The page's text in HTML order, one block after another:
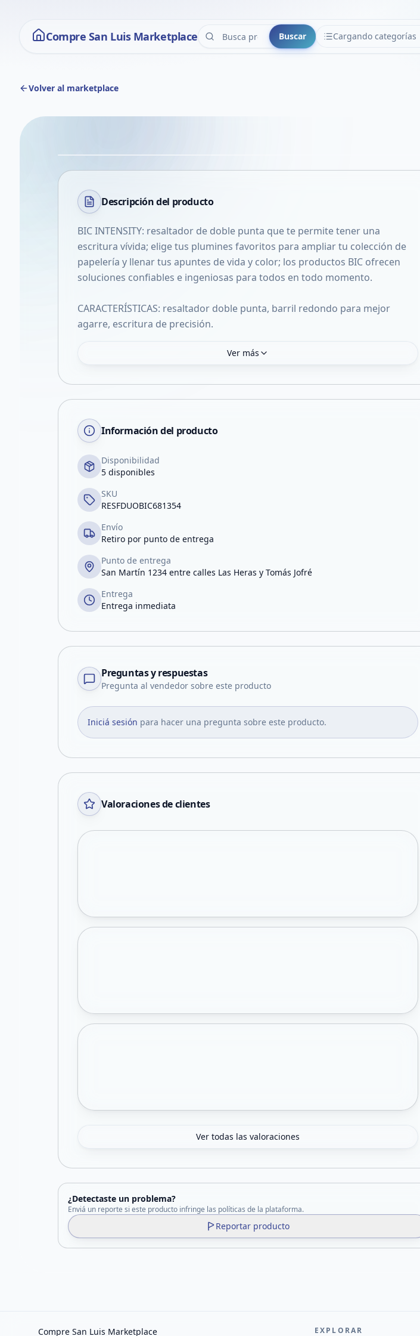
Compre San Luis Marketplace Buscar Cargando categorías
CATEGORÍAS
Volver al marketplace
VER EN PANTALLA COMPLETA
Descripción del producto
BIC INTENSITY: resaltador de doble punta que te permite tener una
escritura vívida; elige tus plumines favoritos para ampliar tu colección de
papelería y llenar tus apuntes de vida y color; los productos BIC ofrecen
soluciones confiables e ingeniosas para todos en todo momento.
CARACTERÍSTICAS: resaltador doble punta, barril redondo para mejor
agarre, escritura de precisión.
Ver más
Información del producto
Disponibilidad
5 disponibles
SKU
RESFDUOBIC681354
Envío
Retiro por punto de entrega
Punto de entrega
San Martín 1234 entre calles Las Heras y Tomás Jofré
Entrega
Entrega inmediata
Preguntas y respuestas
Pregunta al vendedor sobre este producto
Iniciá sesión para hacer una pregunta sobre este producto.
Valoraciones de clientes
Ver todas las valoraciones
¿Detectaste un problema?
Enviá un reporte si este producto infringe las políticas de la plataforma.
Reportar producto
Compre San Luis Marketplace EXPLORAR